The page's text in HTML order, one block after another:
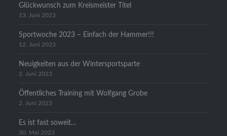
Glückwunsch zum Kreismeister Titel
13. Juni 2023
Sportwoche 2023 – Einfach der Hammer!!!
12. Juni 2023
Neuigkeiten aus der Wintersportsparte
2. Juni 2023
Öffentliches Training mit Wolfgang Grobe
2. Juni 2023
Es ist fast soweit…
30. Mai 2023